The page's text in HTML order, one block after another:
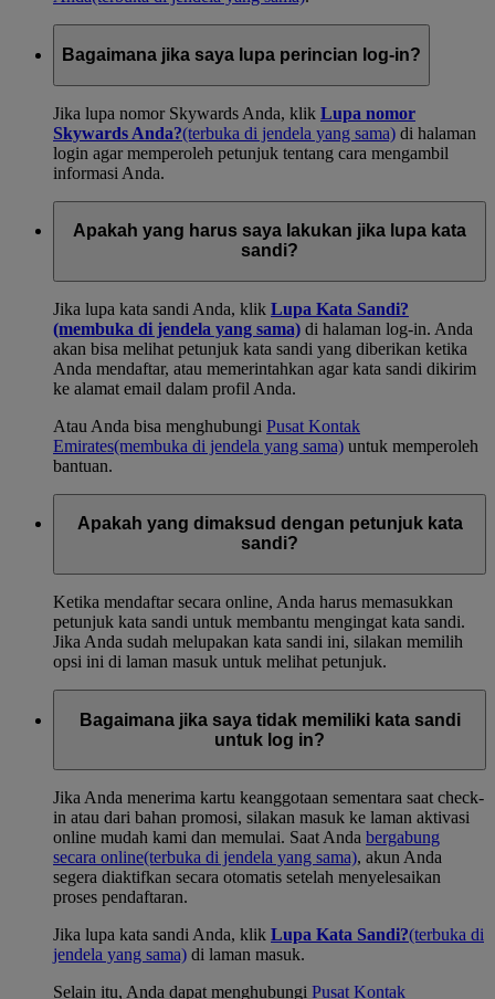
Bagaimana jika saya lupa perincian log-in?
Jika lupa nomor Skywards Anda, klik Lupa nomor
Skywards Anda?(terbuka di jendela yang sama) di halaman
login agar memperoleh petunjuk tentang cara mengambil
informasi Anda.
Apakah yang harus saya lakukan jika lupa kata
sandi?
Jika lupa kata sandi Anda, klik Lupa Kata Sandi?
(membuka di jendela yang sama) di halaman log-in. Anda
akan bisa melihat petunjuk kata sandi yang diberikan ketika
Anda mendaftar, atau memerintahkan agar kata sandi dikirim
ke alamat email dalam profil Anda.
Atau Anda bisa menghubungi Pusat Kontak
Emirates(membuka di jendela yang sama) untuk memperoleh
bantuan.
Apakah yang dimaksud dengan petunjuk kata
sandi?
Ketika mendaftar secara online, Anda harus memasukkan
petunjuk kata sandi untuk membantu mengingat kata sandi.
Jika Anda sudah melupakan kata sandi ini, silakan memilih
opsi ini di laman masuk untuk melihat petunjuk.
Bagaimana jika saya tidak memiliki kata sandi
untuk log in?
Jika Anda menerima kartu keanggotaan sementara saat check-
in atau dari bahan promosi, silakan masuk ke laman aktivasi
online mudah kami dan memulai. Saat Anda bergabung
secara online(terbuka di jendela yang sama), akun Anda
segera diaktifkan secara otomatis setelah menyelesaikan
proses pendaftaran.
Jika lupa kata sandi Anda, klik Lupa Kata Sandi?(terbuka di
jendela yang sama) di laman masuk.
Selain itu, Anda dapat menghubungi Pusat Kontak